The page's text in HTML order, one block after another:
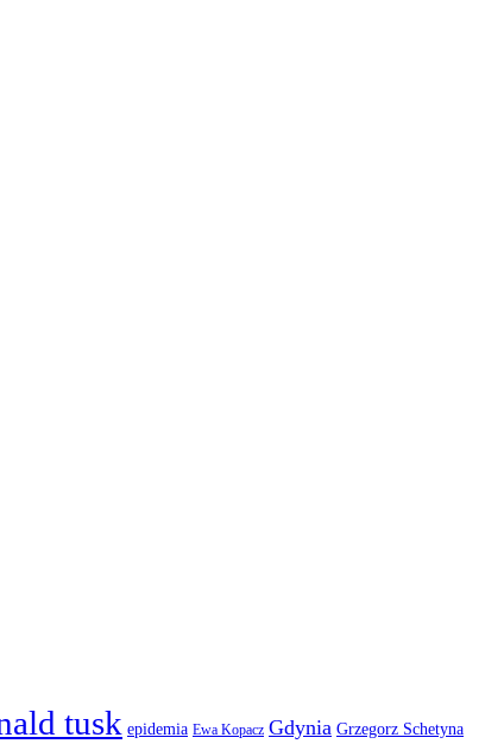
tusk epidemia Ewa Kopacz Gdynia Grzegorz Schetyna